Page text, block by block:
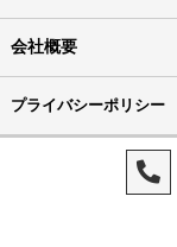
会社概要
プライバシーポリシー